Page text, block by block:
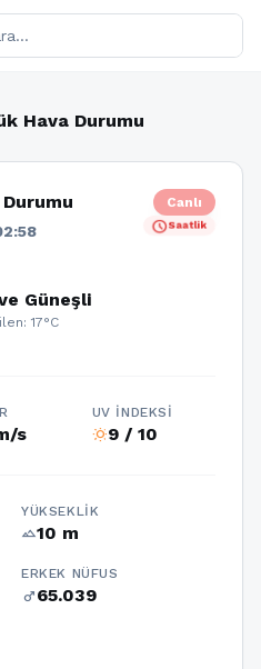
Hava Durumu
Canlı
scheduleSaatlik
Güneşli
17°C
s
UV İNDEKSI
wb_sunny9 / 10
YÜKSEKLIK
terrain10 m
ERKEK NÜFUS
male65.039